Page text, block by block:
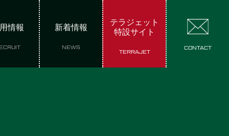
情報 新着情報
NEWS
テラジェット
特設サイト
TERRAJET
CONTACT